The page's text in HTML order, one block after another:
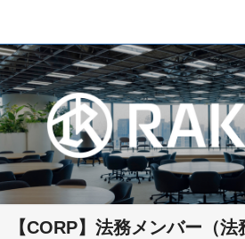
【CORP】法務メンバー（